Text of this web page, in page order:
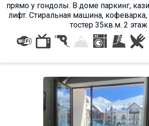
прямо у гондолы. В доме паркинг,
лифт. Стиральная машина,
тостер 35кв.м. 2 этаж